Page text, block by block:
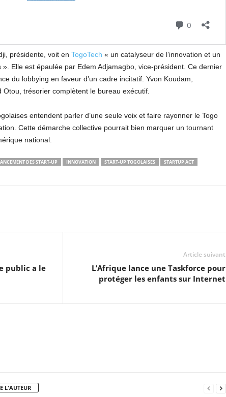
présidente, voit en TogoTech « un catalyseur de l’innovation et un
Elle est épaulée par Edem Adjamagbo, vice-président. Ce dernier
du lobbying en faveur d’un cadre incitatif. Yvon Koudam,
trésorier complètent le bureau exécutif.
entendent parler d’une seule voix et faire rayonner le Togo
Cette démarche collective pourrait bien marquer un tournant
national.
DES START-UP INNOVATION START-UP TOGOLAISES
STARTUP ACT
public a le
Article suivant
L’Afrique lance une Taskforce pour
protéger les enfants sur Internet
L'AUTEUR